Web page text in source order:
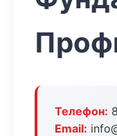
Телефон:
Email: